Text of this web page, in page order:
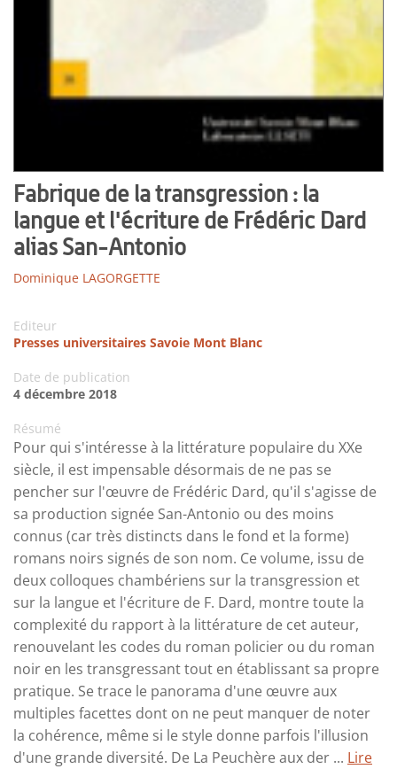
Fabrique de la transgression : la
langue et l'écriture de Frédéric Dard
alias San-Antonio
Dominique LAGORGETTE
Editeur
Presses universitaires Savoie Mont Blanc
Date de publication
4 décembre 2018
Résumé
Pour qui s'intéresse à la littérature populaire du XXe
siècle, il est impensable désormais de ne pas se
pencher sur l'œuvre de Frédéric Dard, qu'il s'agisse de
sa production signée San-Antonio ou des moins
connus (car très distincts dans le fond et la forme)
romans noirs signés de son nom. Ce volume, issu de
deux colloques chambériens sur la transgression et
sur la langue et l'écriture de F. Dard, montre toute la
complexité du rapport à la littérature de cet auteur,
renouvelant les codes du roman policier ou du roman
noir en les transgressant tout en établissant sa propre
pratique. Se trace le panorama d'une œuvre aux
multiples facettes dont on ne peut manquer de noter
la cohérence, même si le style donne parfois l'illusion
d'une grande diversité. De La Peuchère aux der ... Lire